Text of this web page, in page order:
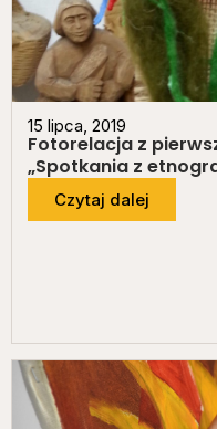
15 lipca, 2019
Fotorelacja z
„Spotkania z
Czytaj dalej